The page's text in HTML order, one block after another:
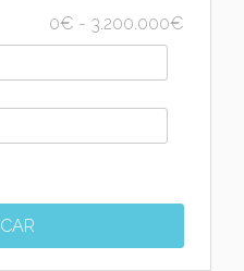
0€ - 3.200.000€